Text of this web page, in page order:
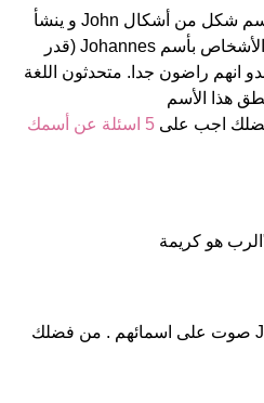
Johannes هو اسم للبنين الأسم شكل من أشكال John و ينشأ
من ألماني. على موقعنا 217 الأشخاص بأسم Johannes (قدر
ب 4.5 نجمة من 5 يبدو انهم راضون جدا. متحدثون اللغة
هذا الأسم
5 اسئلة عن أسمك